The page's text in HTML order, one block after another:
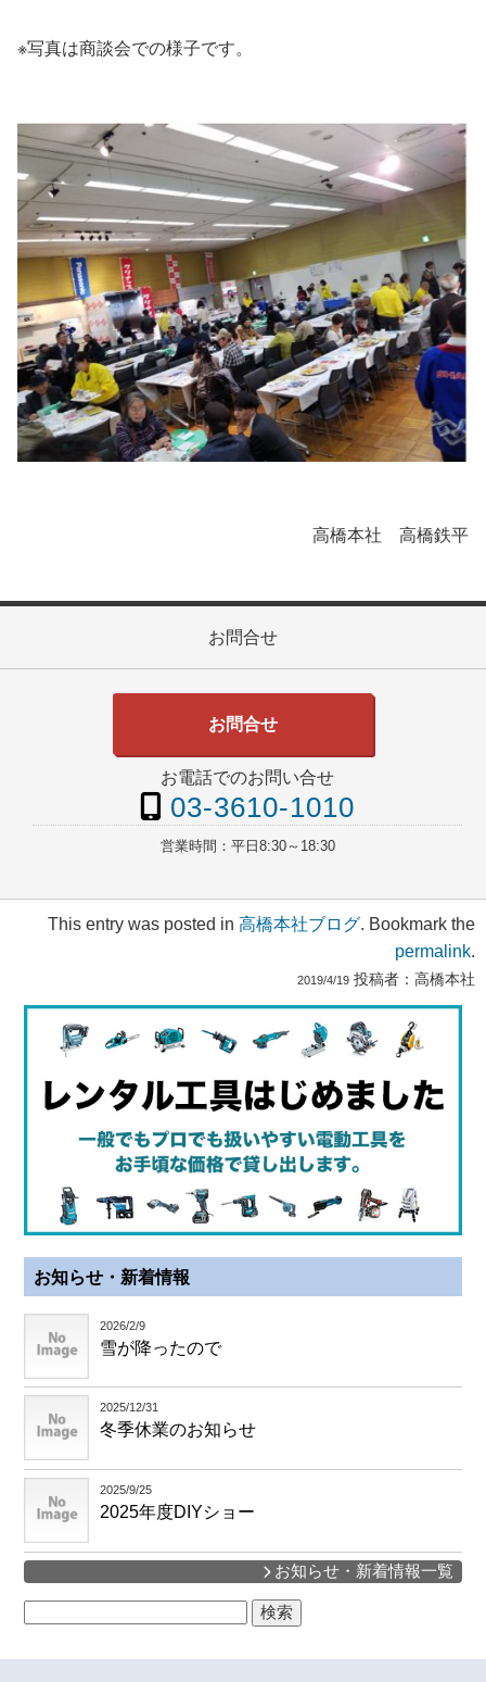
※写真は商談会での様子です。
高橋本社 高橋鉄平
お問合せ
お問合せ
お電話でのお問い合せ
03-3610-1010
営業時間： 平日8:30～18:30
This entry was posted in 高橋本社ブログ. Bookmark the
permalink.
2019/4/19 投稿者： 高橋本社
お知らせ・新着情報
2026/2/9
雪が降ったので
2025/12/31
冬季休業のお知らせ
2025/9/25
2025年度DIYショー
お知らせ・新着情報一覧